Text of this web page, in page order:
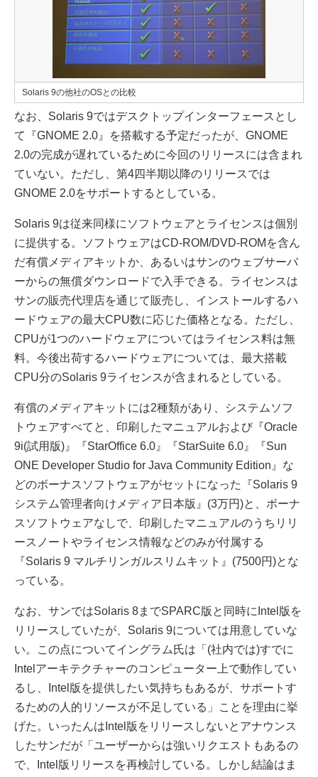
Solaris 9の他社のOSとの比較
なお、Solaris 9ではデスクトップインターフェースとし
て『GNOME 2.0』を搭載する予定だったが、GNOME
2.0の完成が遅れているために今回のリリースには含まれ
ていない。ただし、第4四半期以降のリリースでは
GNOME 2.0をサポートするとしている。
Solaris 9は従来同様にソフトウェアとライセンスは個別
に提供する。ソフトウェアはCD-ROM/DVD-ROMを含ん
だ有償メディアキットか、あるいはサンのウェブサーバ
ーからの無償ダウンロードで入手できる。ライセンスは
サンの販売代理店を通じて販売し、インストールするハ
ードウェアの最大CPU数に応じた価格となる。ただし、
CPUが1つのハードウェアについてはライセンス料は無
料。今後出荷するハードウェアについては、最大搭載
CPU分のSolaris 9ライセンスが含まれるとしている。
有償のメディアキットには2種類があり、システムソフ
トウェアすべてと、印刷したマニュアルおよび『Oracle
9i(試用版)』『StarOffice 6.0』『StarSuite 6.0』『Sun
ONE Developer Studio for Java Community Edition』な
どのボーナスソフトウェアがセットになった『Solaris 9
システム管理者向けメディア日本版』(3万円)と、ボーナ
スソフトウェアなしで、印刷したマニュアルのうちリリ
ースノートやライセンス情報などのみが付属する
『Solaris 9 マルチリンガルスリムキット』(7500円)とな
っている。
なお、サンではSolaris 8までSPARC版と同時にIntel版を
リリースしていたが、Solaris 9については用意していな
い。この点についてイングラム氏は「(社内では)すでに
Intelアーキテクチャーのコンピューター上で動作してい
るし、Intel版を提供したい気持ちもあるが、サポートす
るための人的リソースが不足している」ことを理由に挙
げた。いったんはIntel版をリリースしないとアナウンス
したサンだが「ユーザーからは強いリクエストもあるの
で、Intel版リリースを再検討している。しかし結論はま